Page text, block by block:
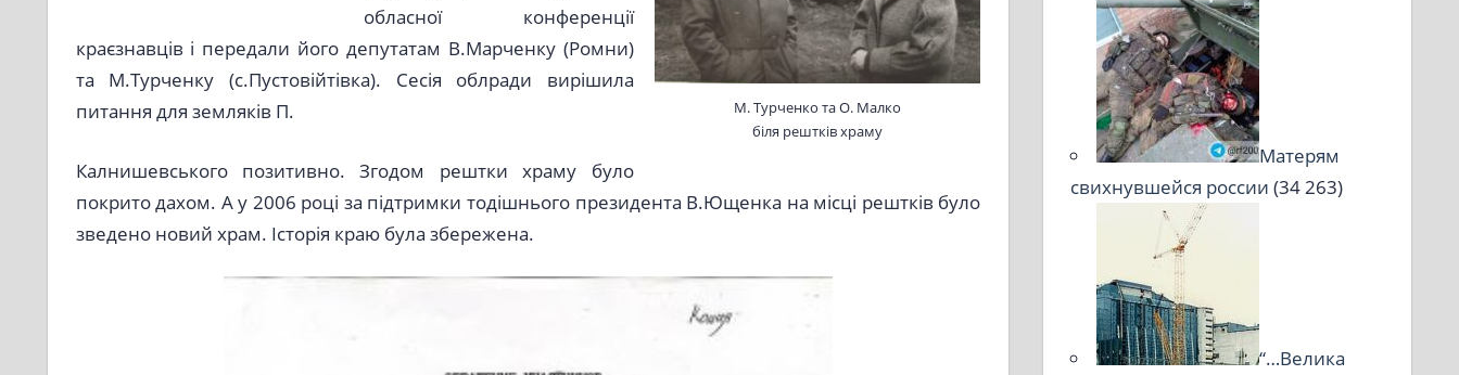
М. Турченко та О. Малко
біля рештків храму
обласної конференції
краєзнавців і передали його депутатам В.Марченку (Ромни)
та М.Турченку (с.Пустовійтівка). Сесія облради вирішила
питання для земляків П.
Калнишевського позитивно. Згодом рештки храму було
покрито дахом. А у 2006 році за підтримки тодішнього президента В.Ющенка на місці рештків було
зведено новий храм. Історія краю була збережена.
Матерям
свихнувшейся россии (34 263)
“…Велика